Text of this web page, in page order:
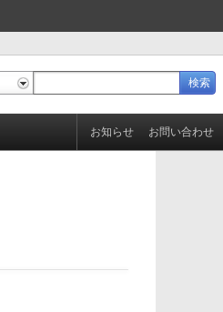
お問い合わせ
お知らせ